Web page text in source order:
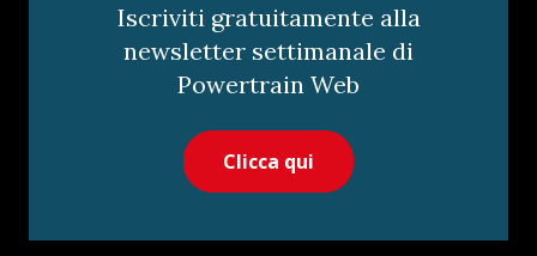
Iscriviti gratuitamente alla
newsletter settimanale di
Powertrain Web
Clicca qui